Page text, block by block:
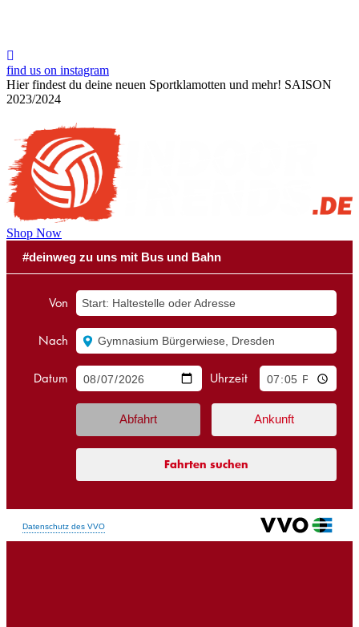
find us on instagram
Hier findest du deine neuen Sportklamotten und mehr! SAISON
2023/2024
Shop Now